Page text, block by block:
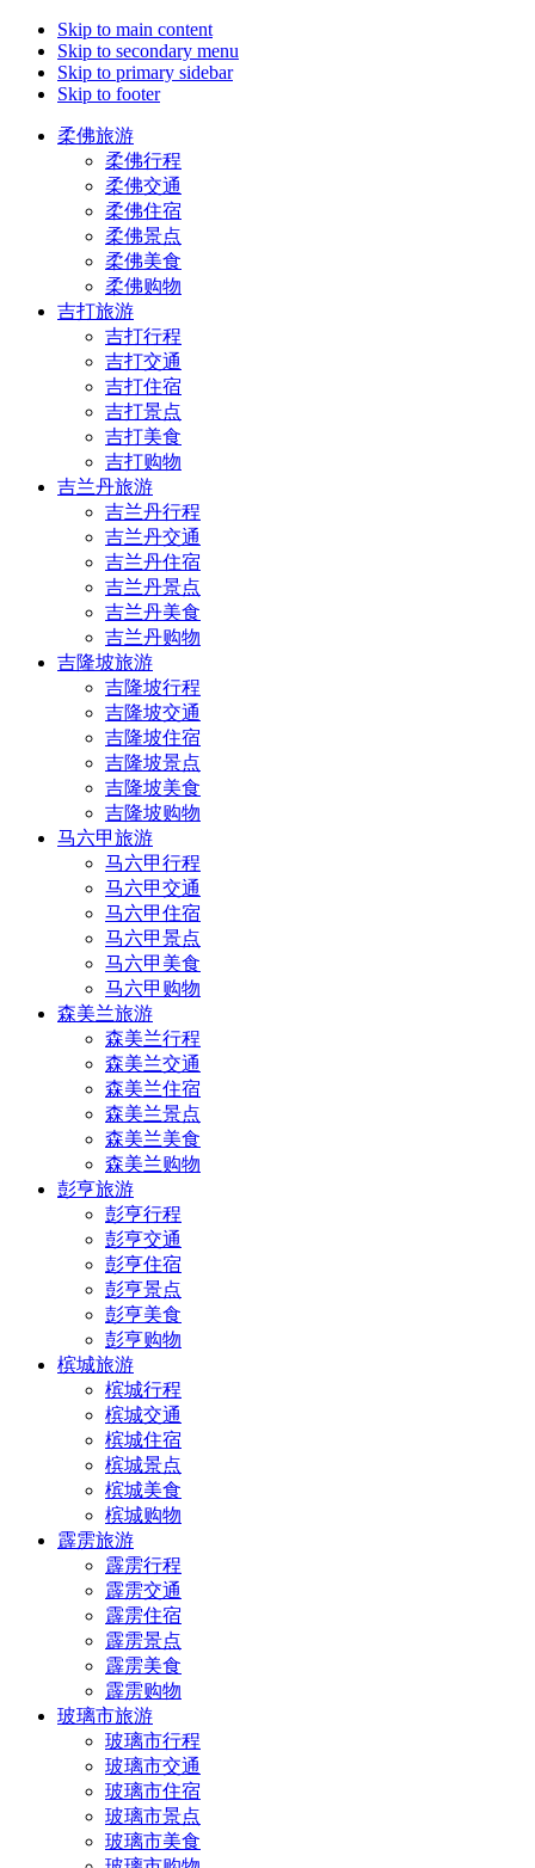
Skip to main content
Skip to secondary menu
Skip to primary sidebar
Skip to footer
柔佛旅游
柔佛行程
柔佛交通
柔佛住宿
柔佛景点
柔佛美食
柔佛购物
吉打旅游
吉打行程
吉打交通
吉打住宿
吉打景点
吉打美食
吉打购物
吉兰丹旅游
吉兰丹行程
吉兰丹交通
吉兰丹住宿
吉兰丹景点
吉兰丹美食
吉兰丹购物
吉隆坡旅游
吉隆坡行程
吉隆坡交通
吉隆坡住宿
吉隆坡景点
吉隆坡美食
吉隆坡购物
马六甲旅游
马六甲行程
马六甲交通
马六甲住宿
马六甲景点
马六甲美食
马六甲购物
森美兰旅游
森美兰行程
森美兰交通
森美兰住宿
森美兰景点
森美兰美食
森美兰购物
彭亨旅游
彭亨行程
彭亨交通
彭亨住宿
彭亨景点
彭亨美食
彭亨购物
槟城旅游
槟城行程
槟城交通
槟城住宿
槟城景点
槟城美食
槟城购物
霹雳旅游
霹雳行程
霹雳交通
霹雳住宿
霹雳景点
霹雳美食
霹雳购物
玻璃市旅游
玻璃市行程
玻璃市交通
玻璃市住宿
玻璃市景点
玻璃市美食